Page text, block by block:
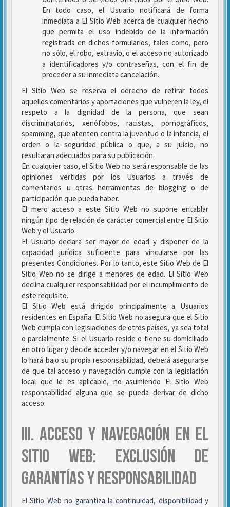
En todo caso, el Usuario notificará de forma
inmediata a El Sitio Web acerca de cualquier hecho
que permita el uso indebido de la información
registrada en dichos formularios, tales como, pero
no sólo, el robo, extravío, o el acceso no autorizado
a identificadores y/o contraseñas, con el fin de
proceder a su inmediata cancelación.
El Sitio Web se reserva el derecho de retirar todos
aquellos comentarios y aportaciones que vulneren la ley, el
respeto a la dignidad de la persona, que sean
discriminatorios, xenófobos, racistas, pornográficos,
spamming, que atenten contra la juventud o la infancia, el
orden o la seguridad pública o que, a su juicio, no
resultaran adecuados para su publicación.
En cualquier caso, el Sitio Web no será responsable de las
opiniones vertidas por los Usuarios a través de
comentarios u otras herramientas de blogging o de
participación que pueda haber.
El mero acceso a este Sitio Web no supone entablar
ningún tipo de relación de carácter comercial entre El Sitio
Web y el Usuario.
El Usuario declara ser mayor de edad y disponer de la
capacidad jurídica suficiente para vincularse por las
presentes Condiciones. Por lo tanto, este Sitio Web de El
Sitio Web no se dirige a menores de edad. El Sitio Web
declina cualquier responsabilidad por el incumplimiento de
este requisito.
El Sitio Web está dirigido principalmente a Usuarios
residentes en España. El Sitio Web no asegura que el Sitio
Web cumpla con legislaciones de otros países, ya sea total
o parcialmente. Si el Usuario reside o tiene su domiciliado
en otro lugar y decide acceder y/o navegar en el Sitio Web
lo hará bajo su propia responsabilidad, deberá asegurarse
de que tal acceso y navegación cumple con la legislación
local que le es aplicable, no asumiendo El Sitio Web
responsabilidad alguna que se pueda derivar de dicho
acceso.
III. ACCESO Y NAVEGACIÓN EN EL
SITIO WEB: EXCLUSIÓN DE
GARANTÍAS Y RESPONSABILIDAD
El Sitio Web no garantiza la continuidad, disponibilidad y